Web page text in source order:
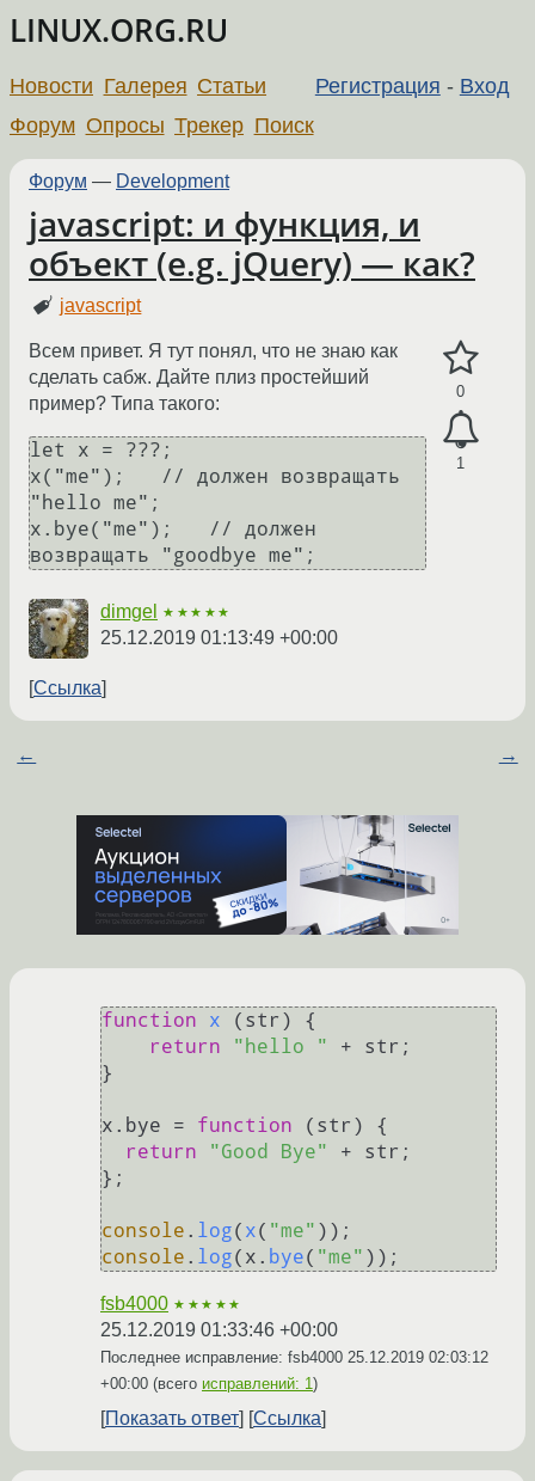
LINUX.ORG.RU
Регистрация - Вход
Новости Галерея Статьи
Форум Опросы Трекер Поиск
Форум — Development
javascript: и функция, и
объект (e.g. jQuery) — как?
javascript
0
1
Всем привет. Я тут понял, что не знаю как
сделать сабж. Дайте плиз простейший
пример? Типа такого:
let x = ???;
x("me");   // должен возвращать
"hello me";
x.bye("me");   // должен
dimgel ★★★★★
25.12.2019 01:13:49 +00:00
Ссылка
← →
function x ( str ) {
return
"hello "
+ str;
}
x. bye = function ( str ) {
return
"Good Bye"
+ str;
};
console . log( x( "me"
console . log(x. bye( "me"
fsb4000 ★★★★★
25.12.2019 01:33:46 +00:00
Последнее исправление: fsb4000 25.12.2019 02:03:12
+00:00 (всего исправлений: 1)
Показать ответ Ссылка